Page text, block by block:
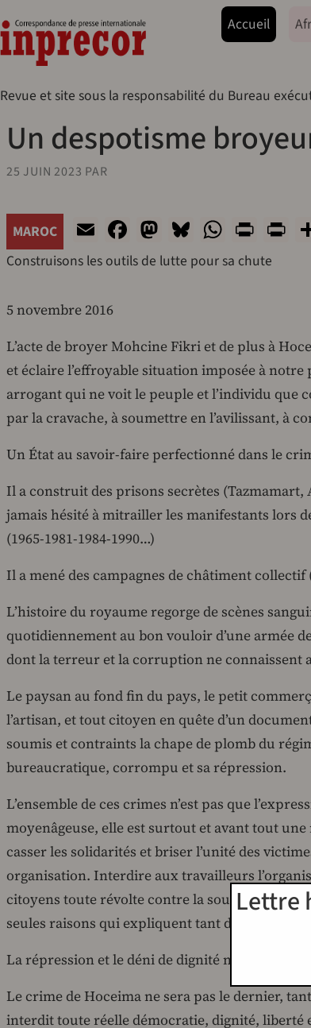
Navegação principal
Accueil
Revue et site sous la responsabilité du Bureau
Un despotisme
25 JUIN 2023 PAR
MAROC EmailFacebook
Mastodon
BlueskyPrint
Construisons les outils de lutte pour sa chute
5 novembre 2016
L’acte de broyer Mohcine Fikri et de plus à
et éclaire l’effroyable situation imposée à
arrogant qui ne voit le peuple et l’individu que
par la cravache, à soumettre en l’avilissant, à
Un État au savoir-faire perfectionné dans le
Il a construit des prisons secrètes (Tazmamart,
jamais hésité à mitrailler les manifestants lors
(1965-1981-1984-1990…)
Il a mené des campagnes de châtiment
L’histoire du royaume regorge de scènes
quotidiennement au bon vouloir d’une armée
dont la terreur et la corruption ne connaissent
Le paysan au fond fin du pays, le petit
l’artisan, et tout citoyen en quête d’un
soumis et contraints la chape de plomb du
bureaucratique, corrompu et sa répression.
L’ensemble de ces crimes n’est pas que
moyenâgeuse, elle est surtout et avant tout
casser les solidarités et briser l’unité des
organisation. Interdire aux travailleurs
citoyens toute révolte contre la soumission et
seules raisons qui expliquent tant d’actes de
La répression et le déni de dignité ne sont que la
Le crime de Hoceima ne sera pas le dernier,
interdit toute réelle démocratie, dignité, liberté
Lettre